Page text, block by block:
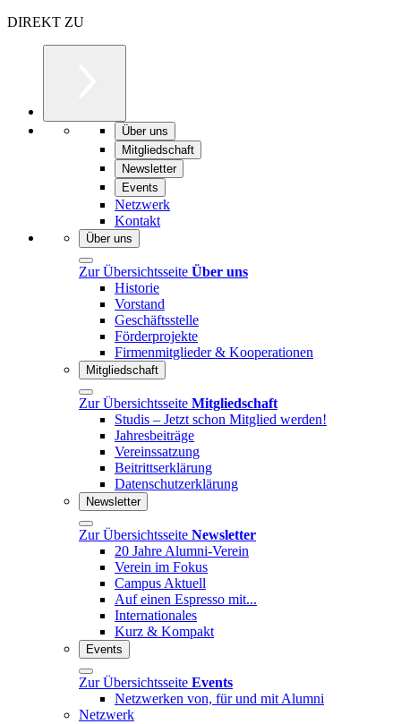
DIREKT ZU
Über uns
Mitgliedschaft
Newsletter
Events
Netzwerk
Kontakt
Über uns
Zur Übersichtsseite Über uns
Historie
Vorstand
Geschäftsstelle
Förderprojekte
Firmenmitglieder & Kooperationen
Mitgliedschaft
Zur Übersichtsseite Mitgliedschaft
Studis – Jetzt schon Mitglied werden!
Jahresbeiträge
Vereinssatzung
Beitrittserklärung
Datenschutzerklärung
Newsletter
Zur Übersichtsseite Newsletter
20 Jahre Alumni-Verein
Verein im Fokus
Campus Aktuell
Auf einen Espresso mit...
Internationales
Kurz & Kompakt
Events
Zur Übersichtsseite Events
Netzwerken von, für und mit Alumni
Netzwerk